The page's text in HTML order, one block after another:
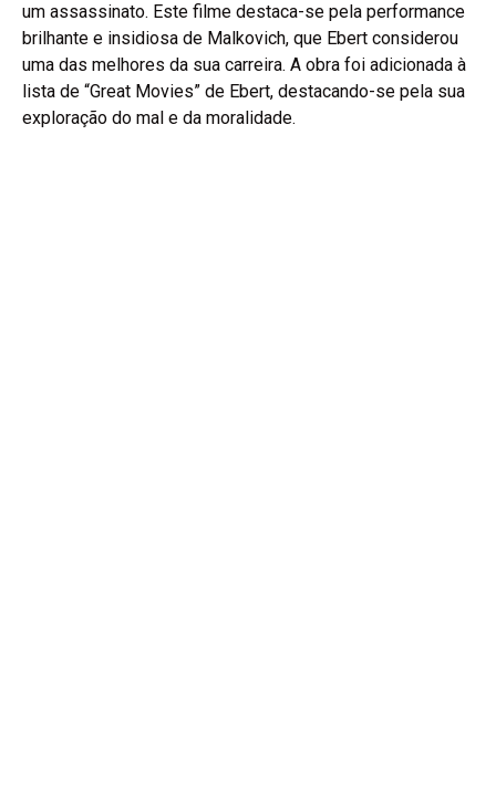
um assassinato. Este filme destaca-se pela performance
brilhante e insidiosa de Malkovich, que Ebert considerou
uma das melhores da sua carreira. A obra foi adicionada à
lista de “Great Movies” de Ebert, destacando-se pela sua
exploração do mal e da moralidade.